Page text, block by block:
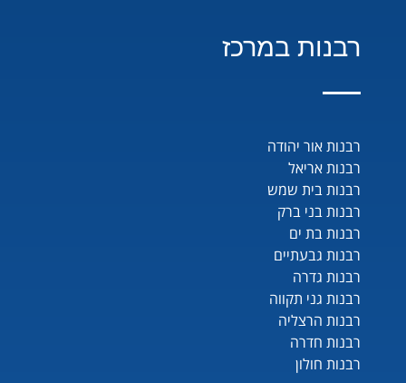
רבנות במרכז
רבנות אור יהודה
רבנות אריאל
רבנות בית שמש
רבנות בני ברק
רבנות בת ים
רבנות גבעתיים
רבנות גדרה
רבנות גני תקווה
רבנות הרצליה
רבנות חדרה
רבנות חולון